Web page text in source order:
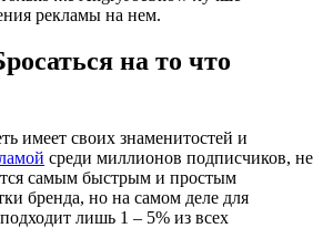
рекламы на нем.
на то что
имеет своих знаменитостей и
среди миллионов подписчиков, не
самым быстрым и простым
бренда, но на самом деле для
лишь 1 – 5% из всех